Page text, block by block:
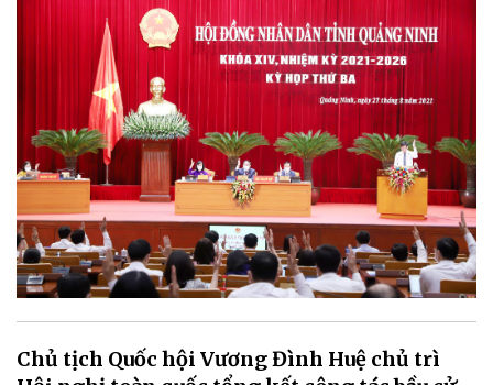
Chủ tịch Quốc hội Vương Đình Huệ chủ trì